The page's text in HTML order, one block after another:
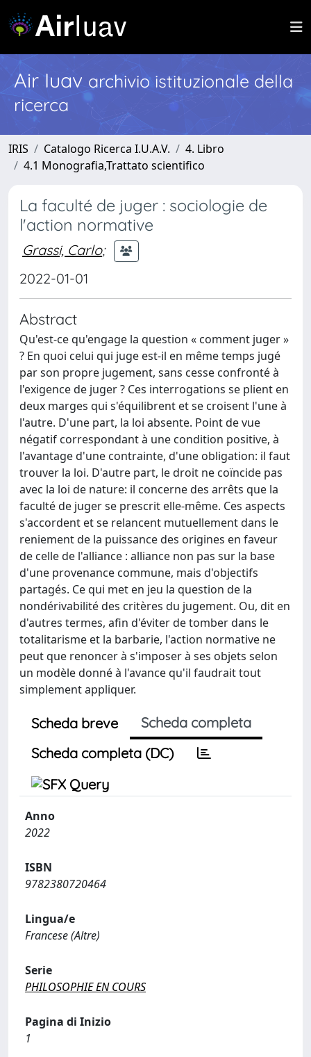
Air Iuav archivio istituzionale della
ricerca
IRIS Catalogo Ricerca I.U.A.V.
4. Libro
4.1 Monografia,Trattato scientifico
La faculté de juger : sociologie de
l'action normative
Grassi, Carlo;
2022-01-01
Abstract
Qu'est-ce qu'engage la question « comment juger »
? En quoi celui qui juge est-il en même temps jugé
par son propre jugement, sans cesse confronté à
l'exigence de juger ? Ces interrogations se plient en
deux marges qui s'équilibrent et se croisent l'une à
l'autre. D'une part, la loi absente. Point de vue
négatif correspondant à une condition positive, à
l'avantage d'une contrainte, d'une obligation: il faut
trouver la loi. D'autre part, le droit ne coïncide pas
avec la loi de nature: il concerne des arrêts que la
faculté de juger se prescrit elle-même. Ces aspects
s'accordent et se relancent mutuellement dans le
reniement de la puissance des origines en faveur
de celle de l'alliance : alliance non pas sur la base
d'une provenance commune, mais d'objectifs
partagés. Ce qui met en jeu la question de la
nondérivabilité des critères du jugement. Ou, dit en
d'autres termes, afin d'éviter de tomber dans le
totalitarisme et la barbarie, l'action normative ne
peut que renoncer à s'imposer à ses objets selon
un modèle donné à l'avance qu'il faudrait tout
simplement appliquer.
Scheda breve
Scheda completa
Scheda completa (DC)
Anno
2022
ISBN
9782380720464
Lingua/e
Francese (Altre)
Serie
PHILOSOPHIE EN COURS
Pagina di Inizio
1